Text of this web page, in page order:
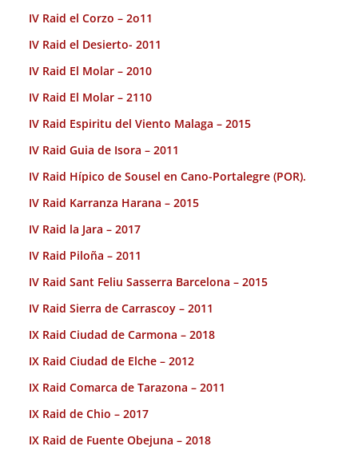
IV Raid el Corzo – 2o11
IV Raid el Desierto- 2011
IV Raid El Molar – 2010
IV Raid El Molar – 2110
IV Raid Espiritu del Viento Malaga – 2015
IV Raid Guia de Isora – 2011
IV Raid Hípico de Sousel en Cano-Portalegre (POR).
IV Raid Karranza Harana – 2015
IV Raid la Jara – 2017
IV Raid Piloña – 2011
IV Raid Sant Feliu Sasserra Barcelona – 2015
IV Raid Sierra de Carrascoy – 2011
IX Raid Ciudad de Carmona – 2018
IX Raid Ciudad de Elche – 2012
IX Raid Comarca de Tarazona – 2011
IX Raid de Chio – 2017
IX Raid de Fuente Obejuna – 2018